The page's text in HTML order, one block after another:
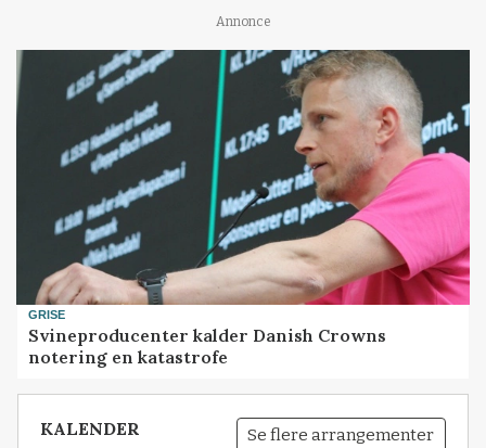
Annonce
GRISE
Svineproducenter kalder Danish Crowns
notering en katastrofe
KALENDER Se flere arrangementer